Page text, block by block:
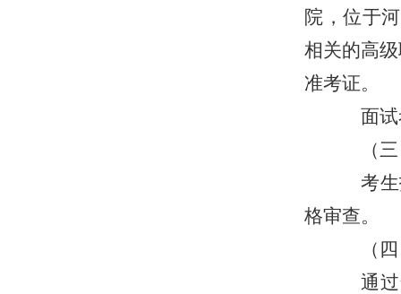
院，位于
相关的高
准考证。
面试
（三
考生
格审查。
（四
通过